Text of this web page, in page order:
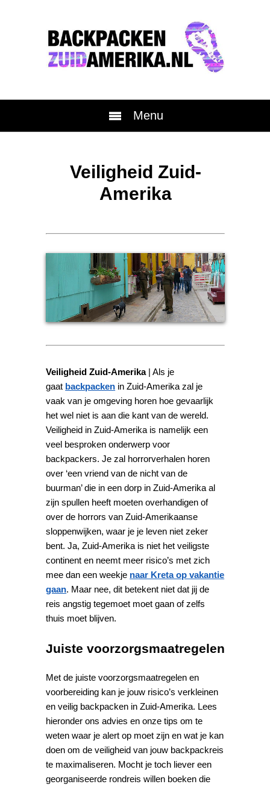
Menu
Veiligheid Zuid-
Amerika
Veiligheid Zuid-Amerika| Als je
gaat backpacken in Zuid-Amerika zal je
vaak van je omgeving horen hoe gevaarlijk
het wel niet is aan die kant van de wereld.
Veiligheid in Zuid-Amerika is namelijk een
veel besproken onderwerp voor
backpackers. Je zal horrorverhalen horen
over ‘een vriend van de nicht van de
buurman’ die in een dorp in Zuid-Amerika al
zijn spullen heeft moeten overhandigen of
over de horrors van Zuid-Amerikaanse
sloppenwijken, waar je je leven niet zeker
bent. Ja, Zuid-Amerika is niet het veiligste
continent en neemt meer risico’s met zich
mee dan een weekje naar Kreta op vakantie
gaan. Maar nee, dit betekent niet dat jij de
reis angstig tegemoet moet gaan of zelfs
thuis moet blijven.
Juiste voorzorgsmaatregelen
Met de juiste voorzorgsmaatregelen en
voorbereiding kan je jouw risico’s verkleinen
en veilig backpacken in Zuid-Amerika. Lees
hieronder ons advies en onze tips om te
weten waar je alert op moet zijn en wat je kan
doen om de veiligheid van jouw backpackreis
te maximaliseren. Mocht je toch liever een
georganiseerde rondreis willen boeken die